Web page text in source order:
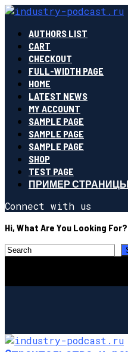
AUTHORS LIST
CART
CHECKOUT
FULL-WIDTH PAGE
HOME
LATEST NEWS
MY ACCOUNT
SAMPLE PAGE
SAMPLE PAGE
SAMPLE PAGE
SHOP
TEST PAGE
ПРИМЕР СТРАНИЦЫ
Connect with us
Hi, What Are You Looking For?